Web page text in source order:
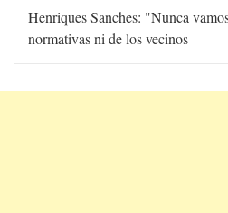
Henriques Sanches: "Nunca
normativas ni de los vecinos